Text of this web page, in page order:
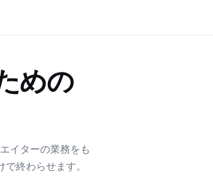
めの
イターの業務をも
終わらせます。